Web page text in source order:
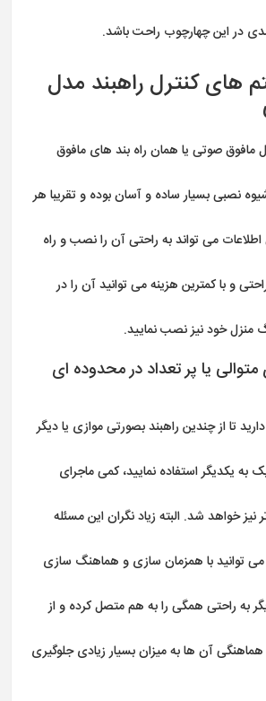
در این چهارچوب راحت باشد.
کنترل راهبند مدل
مافوق صوتی یا همان راه بند های مافوق
نصبی بسیار ساده و آسان بوده و تقریبا هر
اطلاعات می تواند به راحتی آن را نصب و راه
و با کمترین هزینه می توانید آن را در
خود نیز نصب نمایید.
یا پر تعداد در محدوده ای
تا از چندین راهبند بصورتی موازی یا دیگر
به یکدیگر استفاده نمایید، کمی ماجرای
خواهد شد. البته زیاد نگران این مسئله
می توانید با همزمان سازی و هماهنگ سازی
به راحتی همگی را به هم متصل کرده و از
آن ها به میزان بسیار زیادی جلوگیری